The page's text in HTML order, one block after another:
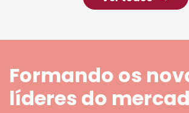
Formando os
líderes do